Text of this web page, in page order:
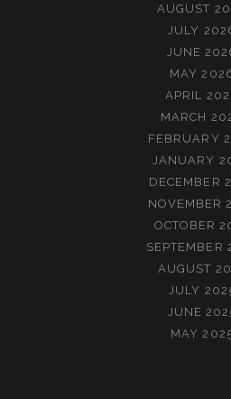
AUGUST
JULY
JUNE
MAY
APRIL
MARCH
FEBRUARY
JANUARY
DECEMBER
NOVEMBER
OCTOBER
SEPTEMBER
AUGUST
JULY
JUNE
MAY